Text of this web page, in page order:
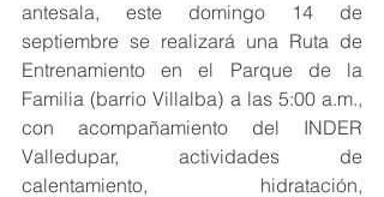
antesala, este domingo 14 de
septiembre se realizará una Ruta de
Entrenamiento en el Parque de la
Familia (barrio Villalba) a las 5:00 a.m.,
con acompañamiento del INDER
Valledupar, actividades de
calentamiento, hidratación,